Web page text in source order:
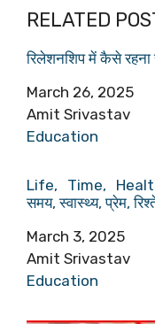
RELATED
रिलेशनशिप में कैसे रहना
Date
March 26, 2025
Author
Amit Srivastav